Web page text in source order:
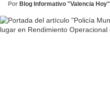
Por Blog Informativo "Valencia Hoy"